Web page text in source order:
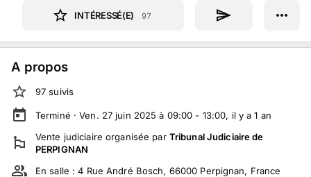
INTÉRESSÉ(E) 97
A propos
97 suivis
Terminé ·Ven. 27 juin 2025 à 09:00 - 13:00, il y a1 an
Vente judiciaire organisée par Tribunal Judiciaire de
PERPIGNAN
En salle :4 Rue André Bosch, 66000 Perpignan, France